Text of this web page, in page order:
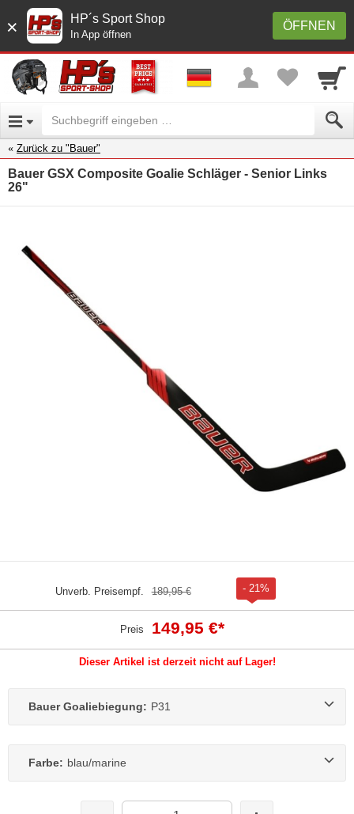
× ÖFFNEN
HP´s Sport Shop
In App öffnen
Zurück zu "Bauer"
Bauer GSX Composite Goalie Schläger - Senior Links
26"
Unverb. Preisempf. 189,95 € - 21%
Preis 149,95 €*
Dieser Artikel ist derzeit nicht auf Lager!
Bauer Goaliebiegung: P31
Farbe: blau/marine